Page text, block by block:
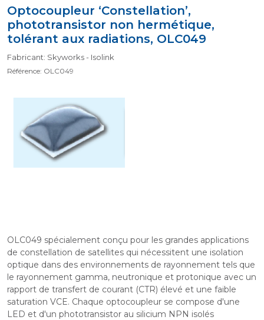
Optocoupleur ‘Constellation’,
phototransistor non hermétique,
tolérant aux radiations, OLC049
Fabricant: Skyworks - Isolink
Référence: OLC049
OLC049 spécialement conçu pour les grandes applications
de constellation de satellites qui nécessitent une isolation
optique dans des environnements de rayonnement tels que
le rayonnement gamma, neutronique et protonique avec un
rapport de transfert de courant (CTR) élevé et une faible
saturation VCE. Chaque optocoupleur se compose d'une
LED et d'un phototransistor au silicium NPN isolés